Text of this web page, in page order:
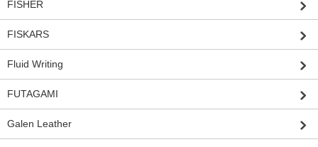
FISHER
FISKARS
Fluid Writing
FUTAGAMI
Galen Leather